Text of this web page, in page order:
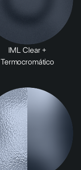
IML Clear +
Termocromático